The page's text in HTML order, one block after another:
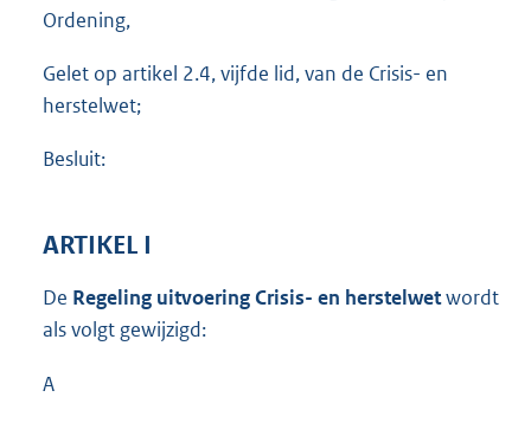
Ordening,
Gelet op artikel 2.4, vijfde lid, van de Crisis- en
herstelwet;
Besluit:
ARTIKEL I
De Regeling uitvoering Crisis- en herstelwetwordt
als volgt gewijzigd:
A